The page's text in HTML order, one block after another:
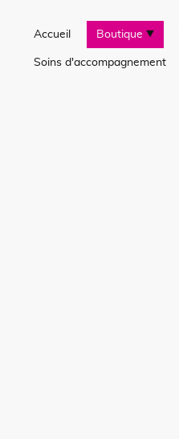
Accueil Boutique
Soins d'accompagnement